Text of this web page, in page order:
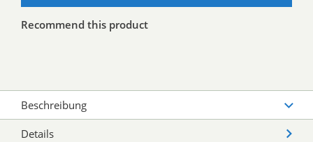
Recommend this product
Beschreibung
Details